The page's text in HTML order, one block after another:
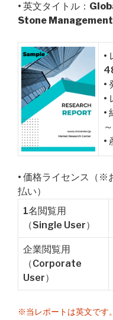
• 英文タイトル：
Stone
•
•
•
•
•
• 価格ライセンス（※
払い）
1名閲覧用
（Single User）
企業閲覧用
（Corporate
User）
※当レポートは英文です